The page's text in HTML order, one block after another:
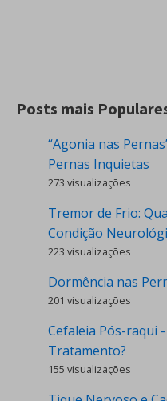
Posts mais
“Agonia nas
Pernas Inquietas
273 visualizações
Tremor de Frio:
Condição
223 visualizações
Dormência nas
201 visualizações
Cefaleia Pós-raqui
Tratamento?
155 visualizações